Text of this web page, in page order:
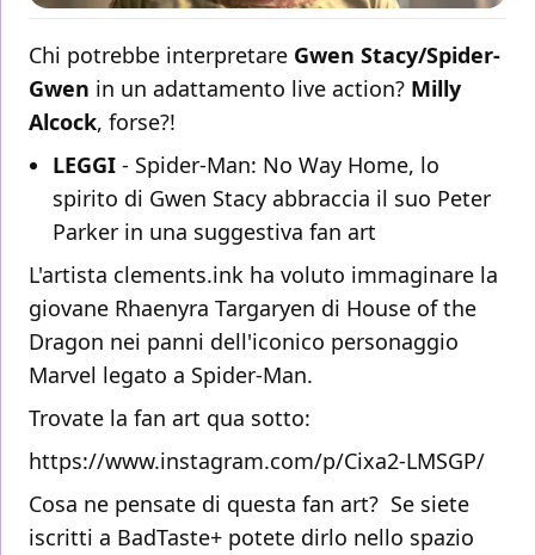
Chi potrebbe interpretare Gwen Stacy/Spider-
Gwen in un adattamento live action? Milly
Alcock, forse?!
LEGGI - Spider-Man: No Way Home, lo
spirito di Gwen Stacy abbraccia il suo Peter
Parker in una suggestiva fan art
L'artista clements.ink ha voluto immaginare la
giovane Rhaenyra Targaryen di House of the
Dragon nei panni dell'iconico personaggio
Marvel legato a Spider-Man.
Trovate la fan art qua sotto:
https://www.instagram.com/p/Cixa2-LMSGP/
Cosa ne pensate di questa fan art? Se siete
iscritti a BadTaste+ potete dirlo nello spazio